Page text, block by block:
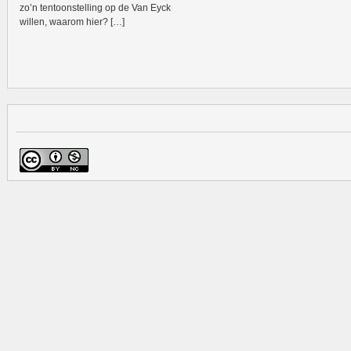
zo’n tentoonstelling op de Van Eyck
willen, waarom hier? […]